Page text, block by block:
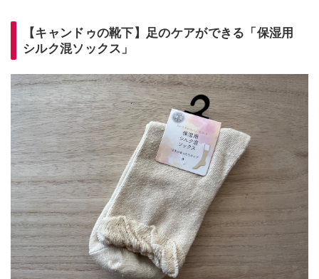
【キャンドゥの靴下】足のケアができる「保湿用
シルク混ソックス」